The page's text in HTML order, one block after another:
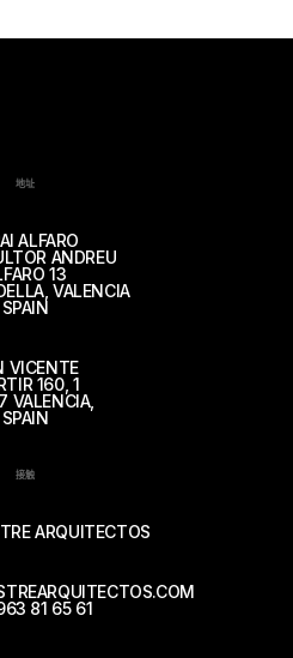
地址
ALFARO
ANDREU
13
VALENCIA
SPAIN
VICENTE
160, 1
VALENCIA,
SPAIN
接触
ARQUITECTOS
81 65 61